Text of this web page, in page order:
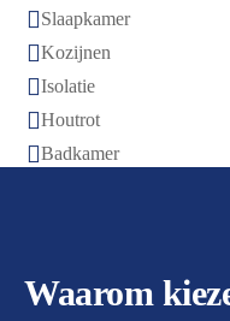
Slaapkamer
Kozijnen
Isolatie
Houtrot
Badkamer
Waarom